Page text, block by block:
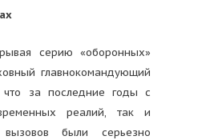
серию «оборонных»
главнокомандующий
за последние годы с
реалий, так и
вызовов были серьезно